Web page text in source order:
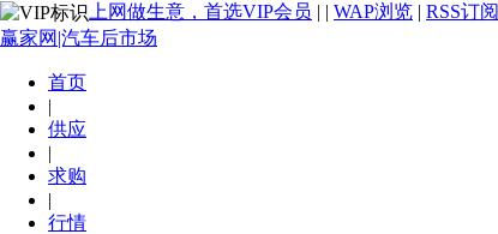
上网做生意，首选VIP会员 | | WAP浏览 | RSS订阅
赢家网|汽车后市场
首页
|
供应
|
求购
|
行情